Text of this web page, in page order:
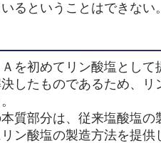
るということはできない
を初めてリン酸塩として
したものであるため、
質部分は、従来塩酸塩の
ン酸塩の製造方法を提供